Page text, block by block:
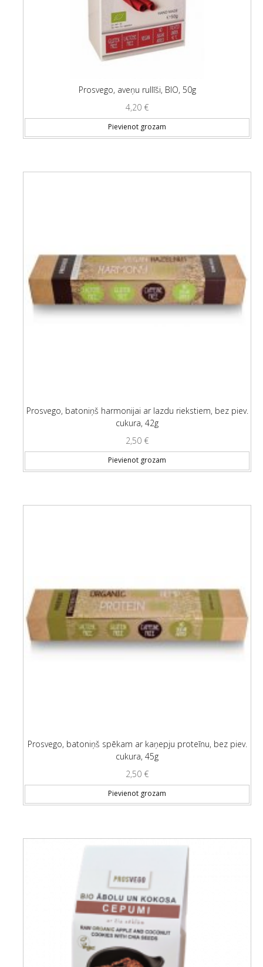
Prosvego, aveņu rullīši, BIO, 50g
4,20 €
Pievienot grozam
Prosvego, batoniņš harmonijai ar lazdu riekstiem, bez piev.
cukura, 42g
2,50 €
Pievienot grozam
Prosvego, batoniņš spēkam ar kaņepju proteīnu, bez piev.
cukura, 45g
2,50 €
Pievienot grozam